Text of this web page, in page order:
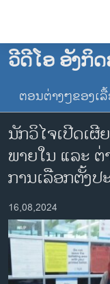
ເຂົ້າ
ຂ້າມ
ຂ້າມ
ໄປ
ຫາ
ຊອກ
ໂຮມເພຈ
ລາວ
ອາເມຣິກາ
ການເລືອກຕັ້ງ ປະທານ
ຂ່າວ​ຈີນ
ເອເຊຍ
ອິດສະຫຼະພາບດ້ານກາ
ຊີວິດຊາວລາວ
ວີດີໂອ ອັງກິ
ຕອນຕ່າງໆຂອງເ
ນັກວິໄຈເປີດເຜີ
ພາຍໃນ ແລະ
ການເລືອກຕັ້ງ
16,08,2024